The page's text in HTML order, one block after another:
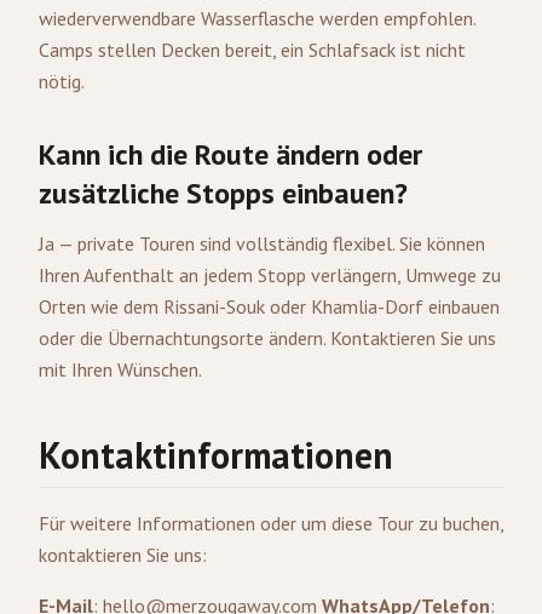
wiederverwendbare Wasserflasche werden empfohlen.
Camps stellen Decken bereit, ein Schlafsack ist nicht
nötig.
Kann ich die Route ändern oder
zusätzliche Stopps einbauen?
Ja — private Touren sind vollständig flexibel. Sie können
Ihren Aufenthalt an jedem Stopp verlängern, Umwege zu
Orten wie dem Rissani-Souk oder Khamlia-Dorf einbauen
oder die Übernachtungsorte ändern. Kontaktieren Sie uns
mit Ihren Wünschen.
Kontaktinformationen
Für weitere Informationen oder um diese Tour zu buchen,
kontaktieren Sie uns:
E-Mail: hello@merzougaway.com WhatsApp/Telefon: